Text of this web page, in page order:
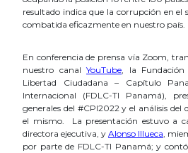
resultado indica que la corrupción en el
combatida eficazmente en nuestro país.
En conferencia de prensa vía Zoom,
nuestro canalYouTube, la
Libertad Ciudadana – Capítulo
Internacional (FDLC-TI Panamá),
generales del #CPI2022 y el análisis del
el mismo. La presentación estuvo a
directora ejecutiva, y Alonso Illueca,
por parte de FDLC-TI Panamá; y